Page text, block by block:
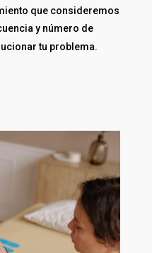
que consideremos
y número de
tu problema.